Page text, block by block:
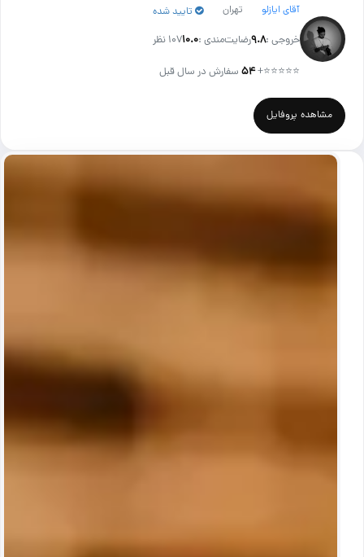
آقای ایازلو تهران تایید شده
خروجی :۹.۸رضایت‌مندی :۱۰.۰107 نظر
⭐⭐⭐⭐⭐
+۵۴سفارش در سال قبل
مشاهده پروفایل